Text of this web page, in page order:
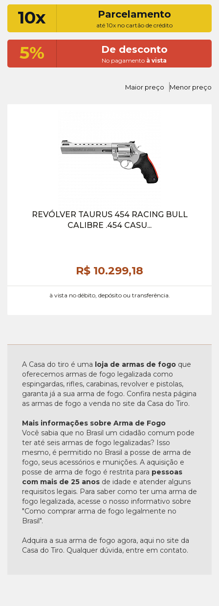
10x Parcelamento
até 10x no cartão de crédito
5% De desconto
No pagamento à vista
Maior preço Menor preço
REVÓLVER TAURUS 454 RACING BULL
CALIBRE .454 CASU...
R$ 10.299,18
à vista no débito, depósito ou transferência.
A Casa do tiro é uma loja de armas de fogo que
oferecemos armas de fogo legalizada como
espingardas, rifles, carabinas, revolver e pistolas,
garanta já a sua arma de fogo. Confira nesta página
as armas de fogo a venda no site da Casa do Tiro.
Mais informações sobre Arma de Fogo
Você sabia que no Brasil um cidadão comum pode
ter até seis armas de fogo legalizadas? Isso
mesmo, é permitido no Brasil a posse de arma de
fogo, seus acessórios e munições. A aquisição e
posse de arma de fogo é restrita para pessoas
com mais de 25 anos de idade e atender alguns
requisitos legais. Para saber como ter uma arma de
fogo legalizada, acesse o nosso informativo sobre
"Como comprar arma de fogo legalmente no
Brasil".
Adquira a sua arma de fogo agora, aqui no site da
Casa do Tiro. Qualquer dúvida, entre em contato.